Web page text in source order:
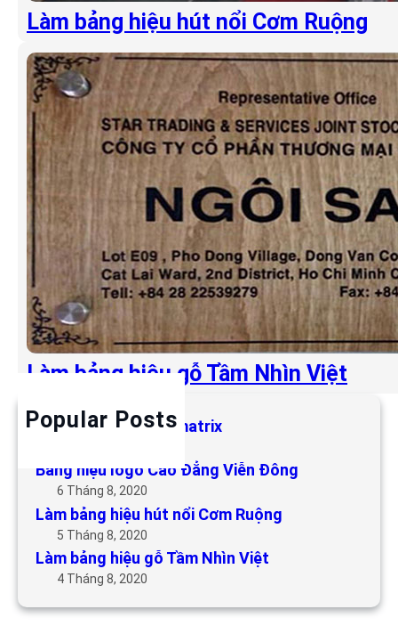
Làm bảng hiệu hút nổi Cơm Ruộng
Làm bảng hiệu gỗ Tầm Nhìn Việt
Popular Posts
Làm bảng hiệu LED matrix
Bảng hiệu logo Cao Đẳng Viễn Đông
6 Tháng 8, 2020
Làm bảng hiệu hút nổi Cơm Ruộng
5 Tháng 8, 2020
Làm bảng hiệu gỗ Tầm Nhìn Việt
4 Tháng 8, 2020